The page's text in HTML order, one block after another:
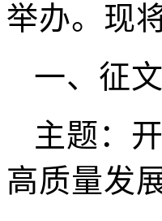
举办。现
一、征
主题：
高质量发